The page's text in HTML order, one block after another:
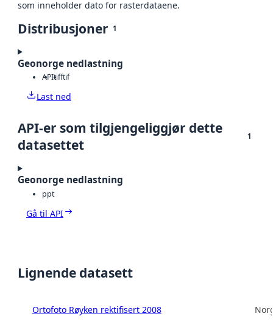
som inneholder dato for rasterdataene.
Distribusjoner 1
Geonorge nedlastning
APItifftif
Last ned
API-er som tilgjengeliggjør dette
datasettet
1
Geonorge nedlastning
ppt
Gå til API
Lignende datasett
Ortofoto Røyken rektifisert 2008